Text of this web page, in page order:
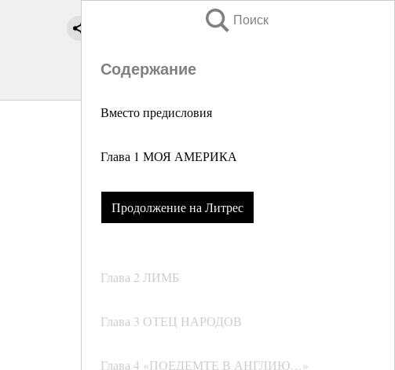
Поиск
Содержание
Вместо предисловия
Глава 1 МОЯ АМЕРИКА
Продолжение на Литрес
Глава 2 ЛИМБ
Глава 3 ОТЕЦ НАРОДОВ
Глава 4 «ПОЕДЕМТЕ В АНГЛИЮ…»